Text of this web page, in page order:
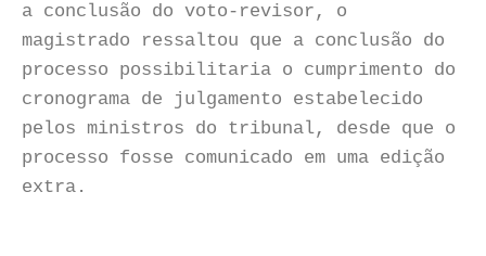
a conclusão do voto-revisor, o
magistrado ressaltou que a conclusão do
processo possibilitaria o cumprimento do
cronograma de julgamento estabelecido
pelos ministros do tribunal, desde que o
processo fosse comunicado em uma edição
extra.